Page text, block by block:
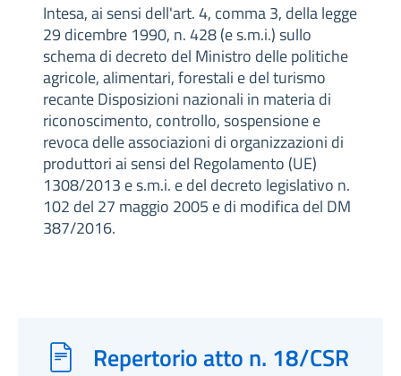
Intesa, ai sensi dell'art. 4, comma 3, della legge
29 dicembre 1990, n. 428 (e s.m.i.) sullo
schema di decreto del Ministro delle politiche
agricole, alimentari, forestali e del turismo
recante Disposizioni nazionali in materia di
riconoscimento, controllo, sospensione e
revoca delle associazioni di organizzazioni di
produttori ai sensi del Regolamento (UE)
1308/2013 e s.m.i. e del decreto legislativo n.
102 del 27 maggio 2005 e di modifica del DM
387/2016.
Repertorio atto n. 18/CSR